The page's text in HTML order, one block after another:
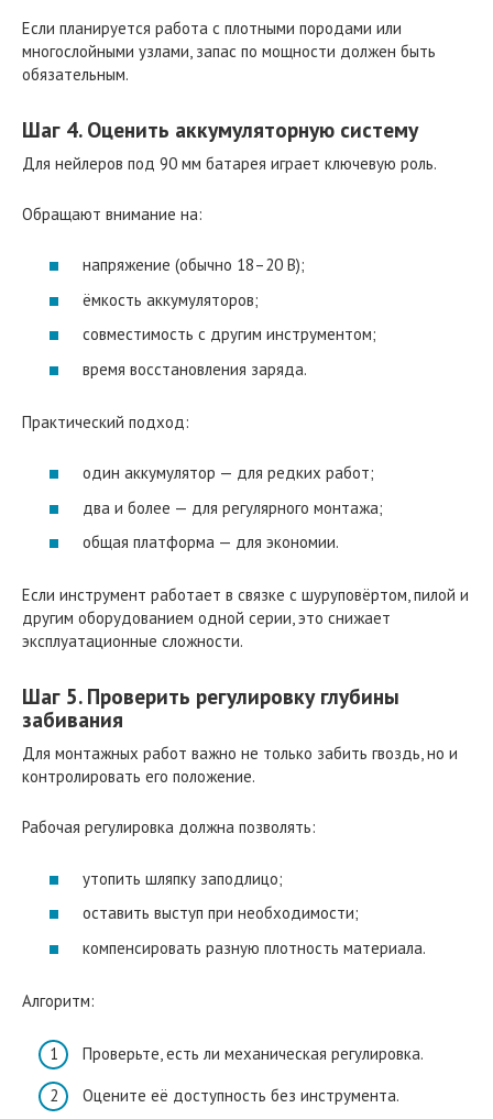
Если планируется работа с плотными породами или
многослойными узлами, запас по мощности должен быть
обязательным.
Шаг 4. Оценить аккумуляторную систему
Для нейлеров под 90 мм батарея играет ключевую роль.
Обращают внимание на:
напряжение (обычно 18–20 В);
ёмкость аккумуляторов;
совместимость с другим инструментом;
время восстановления заряда.
Практический подход:
один аккумулятор — для редких работ;
два и более — для регулярного монтажа;
общая платформа — для экономии.
Если инструмент работает в связке с шуруповёртом, пилой и
другим оборудованием одной серии, это снижает
эксплуатационные сложности.
Шаг 5. Проверить регулировку глубины
забивания
Для монтажных работ важно не только забить гвоздь, но и
контролировать его положение.
Рабочая регулировка должна позволять:
утопить шляпку заподлицо;
оставить выступ при необходимости;
компенсировать разную плотность материала.
Алгоритм:
Проверьте, есть ли механическая регулировка.
Оцените её доступность без инструмента.